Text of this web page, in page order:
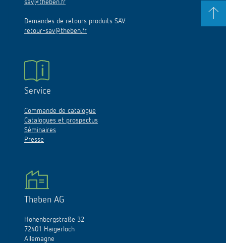
sav@theben.fr
Demandes de retours produits SAV:
retour-sav@theben.fr
Service
Commande de catalogue
Catalogues et prospectus
Séminaires
Presse
Theben AG
Hohenbergstraße 32
72401 Haigerloch
Allemagne